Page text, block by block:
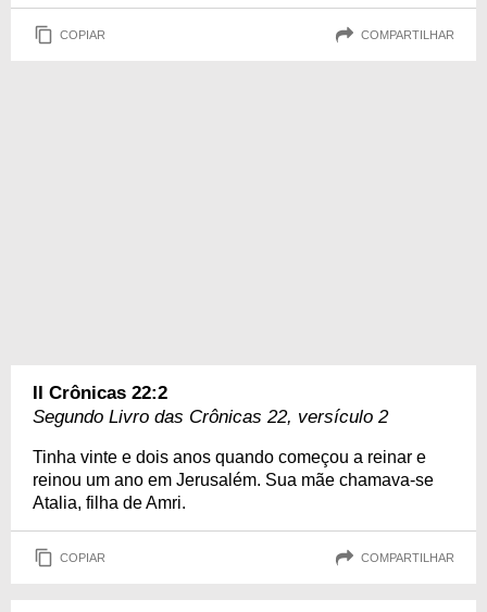
COPIAR COMPARTILHAR
II Crônicas 22:2
Segundo Livro das Crônicas 22, versículo 2
Tinha vinte e dois anos quando começou a reinar e
reinou um ano em Jerusalém. Sua mãe chamava-se
Atalia, filha de Amri.
COPIAR COMPARTILHAR